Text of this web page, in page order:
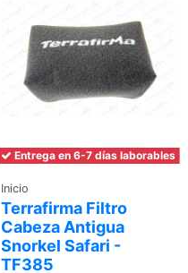
Entrega en 6-7 días laborables
Inicio
Terrafirma Filtro
Cabeza Antigua
Snorkel Safari -
TF385